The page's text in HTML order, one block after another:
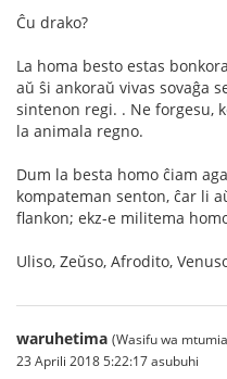
Ĉu drako?
La homa besto estas
aŭ ŝi ankoraŭ vivas sovaĝa
sintenon regi. . Ne forgesu,
la animala regno.
Dum la besta homo ĉiam
kompateman senton, ĉar li
flankon; ekz-e militema
Uliso, Zeŭso, Afrodito,
waruhetima (Wasifu wa
23 Aprili 2018 5:22:17 asubuhi